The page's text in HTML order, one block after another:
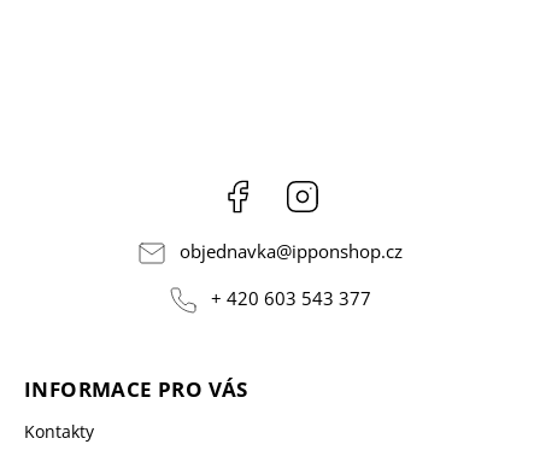
Facebook
objednavka@ipponshop.cz
+ 420 603 543 377
INFORMACE PRO VÁS
Kontakty